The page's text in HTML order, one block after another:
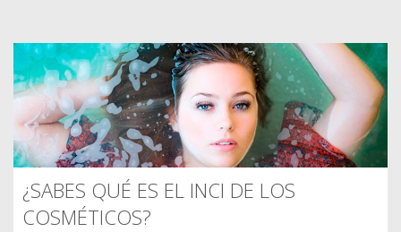
¿SABES QUÉ ES EL INCI DE LOS
COSMÉTICOS?